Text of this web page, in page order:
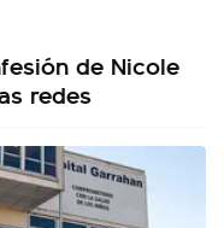
de Nicole
redes